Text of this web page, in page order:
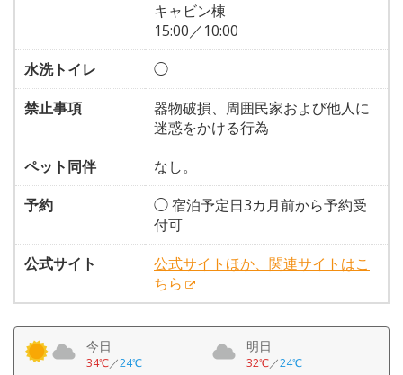
キャビン棟
15:00／10:00
水洗トイレ
◯
禁止事項
器物破損、周囲民家および他人に
迷惑をかける行為
ペット同伴
なし。
予約
◯ 宿泊予定日3カ月前から予約受
付可
公式サイト
公式サイトほか、関連サイトはこ
ちら
今日
34℃／24℃
明日
32℃／24℃